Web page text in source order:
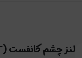
لنز چشم کانفست (CONFEST) شماره 23 PASTEL BLUE